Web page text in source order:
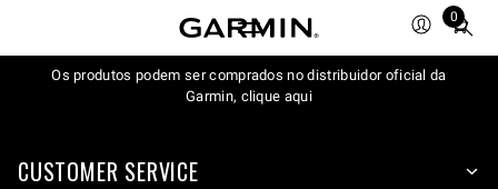
0
Total
items
in
Os produtos podem ser comprados no distribuidor oficial da
Garmin, clique aqui
CUSTOMER SERVICE